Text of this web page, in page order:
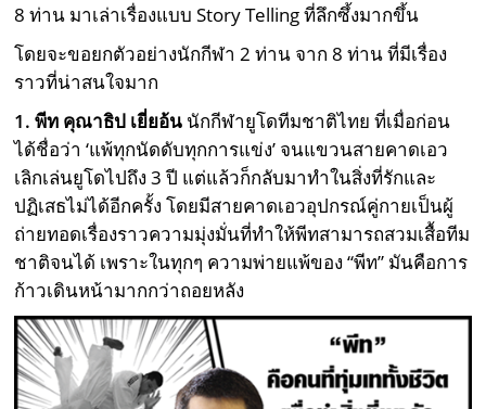
8 ท่าน มาเล่าเรื่องแบบ Story Telling ที่ลึกซึ้งมากขึ้น
โดยจะขอยกตัวอย่างนักกีฬา 2 ท่าน จาก 8 ท่าน ที่มีเรื่อง
ราวที่น่าสนใจมาก
1. พีท คุณาธิป เยี่ยอ้น นักกีฬายูโดทีมชาติไทย ที่เมื่อก่อน
ได้ชื่อว่า ‘แพ้ทุกนัดดับทุกการแข่ง’ จนแขวนสายคาดเอว
เลิกเล่นยูโดไปถึง 3 ปี แต่แล้วก็กลับมาทำในสิ่งที่รักและ
ปฏิเสธไม่ได้อีกครั้ง โดยมีสายคาดเอวอุปกรณ์คู่กายเป็นผู้
ถ่ายทอดเรื่องราวความมุ่งมั่นที่ทำให้พีทสามารถสวมเสื้อทีม
ชาติจนได้ เพราะในทุกๆ ความพ่ายแพ้ของ “พีท” มันคือการ
ก้าวเดินหน้ามากกว่าถอยหลัง